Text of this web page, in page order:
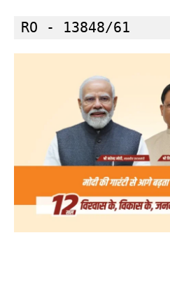
RO - 13848/61